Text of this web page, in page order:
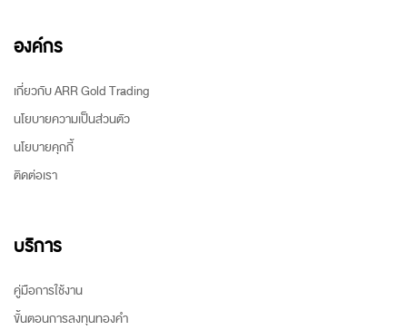
องค์กร
เกี่ยวกับ ARR Gold Trading
นโยบายความเป็นส่วนตัว
นโยบายคุกกี้
ติดต่อเรา
บริการ
คู่มือการใช้งาน
ขั้นตอนการลงทุนทองคำ